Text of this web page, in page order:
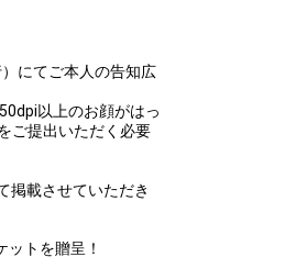
にてご本人の告知広
以上のお顔がはっ
ご提出いただく必要
載させていただき
トを贈呈！